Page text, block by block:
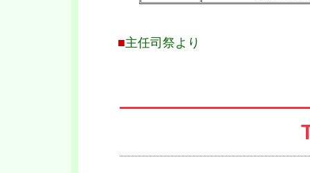
■主任司祭より